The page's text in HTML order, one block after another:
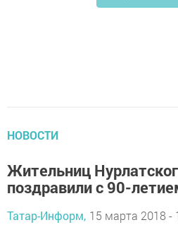
НОВОСТИ
Жительниц
поздравили с 90-
Татар-Информ, 15 марта 2018 -